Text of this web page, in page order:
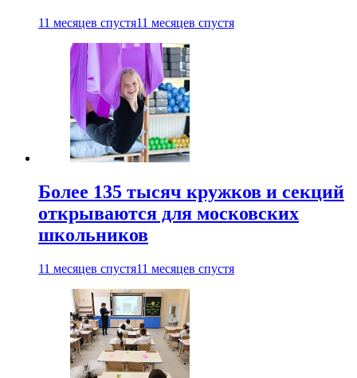
11 месяцев спустя11 месяцев спустя
Более 135 тысяч кружков и секций
открываются для московских
школьников
11 месяцев спустя11 месяцев спустя